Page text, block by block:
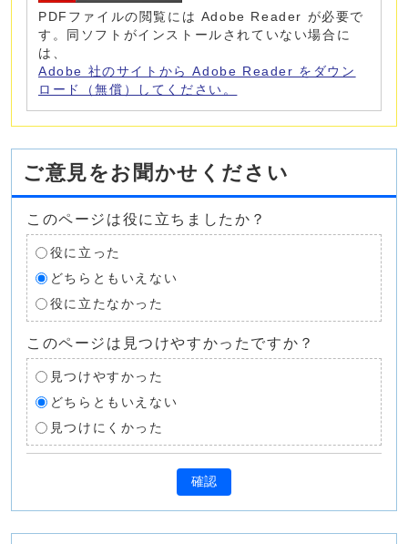
PDFファイルの閲覧には Adobe Reader が必要で
す。同ソフトがインストールされていない場合に
は、
Adobe 社のサイトから Adobe Reader をダウン
ロード（無償）してください。
ご意見をお聞かせください
このページは役に立ちましたか？
役に立った
どちらともいえない
役に立たなかった
このページは見つけやすかったですか？
見つけやすかった
どちらともいえない
見つけにくかった
確認